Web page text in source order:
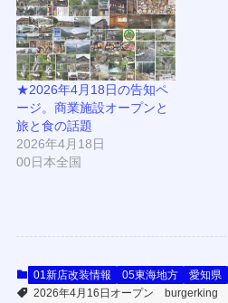
★2026年4月18日の告知ペ
ージ。商業施設オープンと
旅と食の話題
2026年4月18日
00日本全国
01新店改装情報 05東海地方 愛知県
2026年4月16日オープン
burgerking